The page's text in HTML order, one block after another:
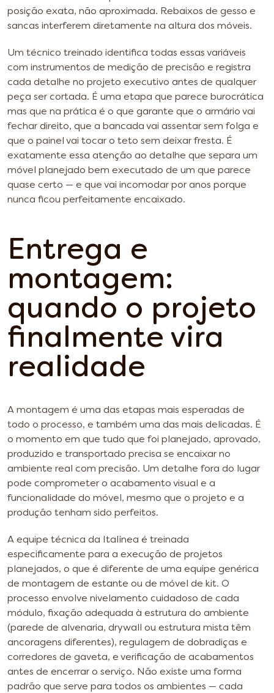
posição exata, não aproximada. Rebaixos de gesso e
sancas interferem diretamente na altura dos móveis.
Um técnico treinado identifica todas essas variáveis
com instrumentos de medição de precisão e registra
cada detalhe no projeto executivo antes de qualquer
peça ser cortada. É uma etapa que parece burocrática
mas que na prática é o que garante que o armário vai
fechar direito, que a bancada vai assentar sem folga e
que o painel vai tocar o teto sem deixar fresta. É
exatamente essa atenção ao detalhe que separa um
móvel planejado bem executado de um que parece
quase certo — e que vai incomodar por anos porque
nunca ficou perfeitamente encaixado.
Entrega e
montagem:
quando o projeto
finalmente vira
realidade
A montagem é uma das etapas mais esperadas de
todo o processo, e também uma das mais delicadas. É
o momento em que tudo que foi planejado, aprovado,
produzido e transportado precisa se encaixar no
ambiente real com precisão. Um detalhe fora do lugar
pode comprometer o acabamento visual e a
funcionalidade do móvel, mesmo que o projeto e a
produção tenham sido perfeitos.
A equipe técnica da Italínea é treinada
especificamente para a execução de projetos
planejados, o que é diferente de uma equipe genérica
de montagem de estante ou de móvel de kit. O
processo envolve nivelamento cuidadoso de cada
módulo, fixação adequada à estrutura do ambiente
(parede de alvenaria, drywall ou estrutura mista têm
ancoragens diferentes), regulagem de dobradiças e
corredores de gaveta, e verificação de acabamentos
antes de encerrar o serviço. Não existe uma forma
padrão que serve para todos os ambientes — cada